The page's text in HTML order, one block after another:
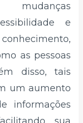
e
as pessoas
disso, tais
um aumento
informações